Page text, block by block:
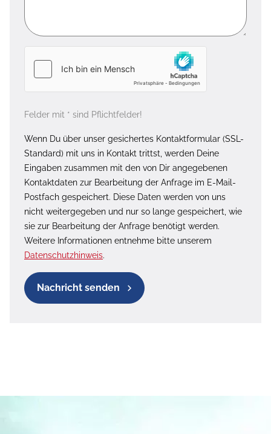
Felder mit * sind Pflichtfelder!
Wenn Du über unser gesichertes Kontaktformular (SSL-
Standard) mit uns in Kontakt trittst, werden Deine
Eingaben zusammen mit den von Dir angegebenen
Kontaktdaten zur Bearbeitung der Anfrage im E-Mail-
Postfach gespeichert. Diese Daten werden von uns
nicht weitergegeben und nur so lange gespeichert, wie
sie zur Bearbeitung der Anfrage benötigt werden.
Weitere Informationen entnehme bitte unserem
Datenschutzhinweis.
Nachricht senden